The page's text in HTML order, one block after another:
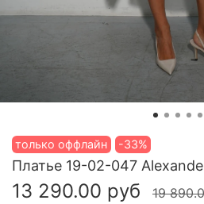
только оффлайн -33%
Платье 19-02-047
13 290.00 руб 19